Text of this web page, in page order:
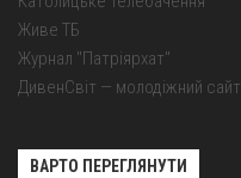
Живе ТБ
Журнал "Патріярхат"
ДивенСвіт — молодіжний сайт
ВАРТО ПЕРЕГЛЯНУТИ